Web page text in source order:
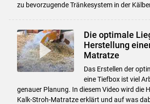
zu bevorzugende Tränkesystem in der
Die optimale
Herstellung
Matratze
Das Erstellen der
eine Tiefbox ist viel
genauer Planung. In diesem Video wird die
Kalk-Stroh-Matratze erklärt und auf was